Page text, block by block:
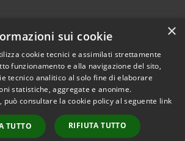
accessibilità
Copyright © 2026 • Comune di
Casale Cremasco-Vidolasco •
Powered byMunicipium
Accesso redazione
×
sui cookie
cookie tecnici e assimilati strettamente
funzionamento e alla navigazione del sito,
tecnico analitico al solo fine di elaborare
statistiche, aggregate e anonime.
può consultare la cookie policy al seguente link
TUTTO RIFIUTA TUTTO